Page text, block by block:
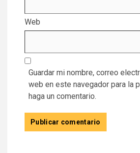
Web
Guardar mi nombre, correo
web en este navegador para la
haga un comentario.